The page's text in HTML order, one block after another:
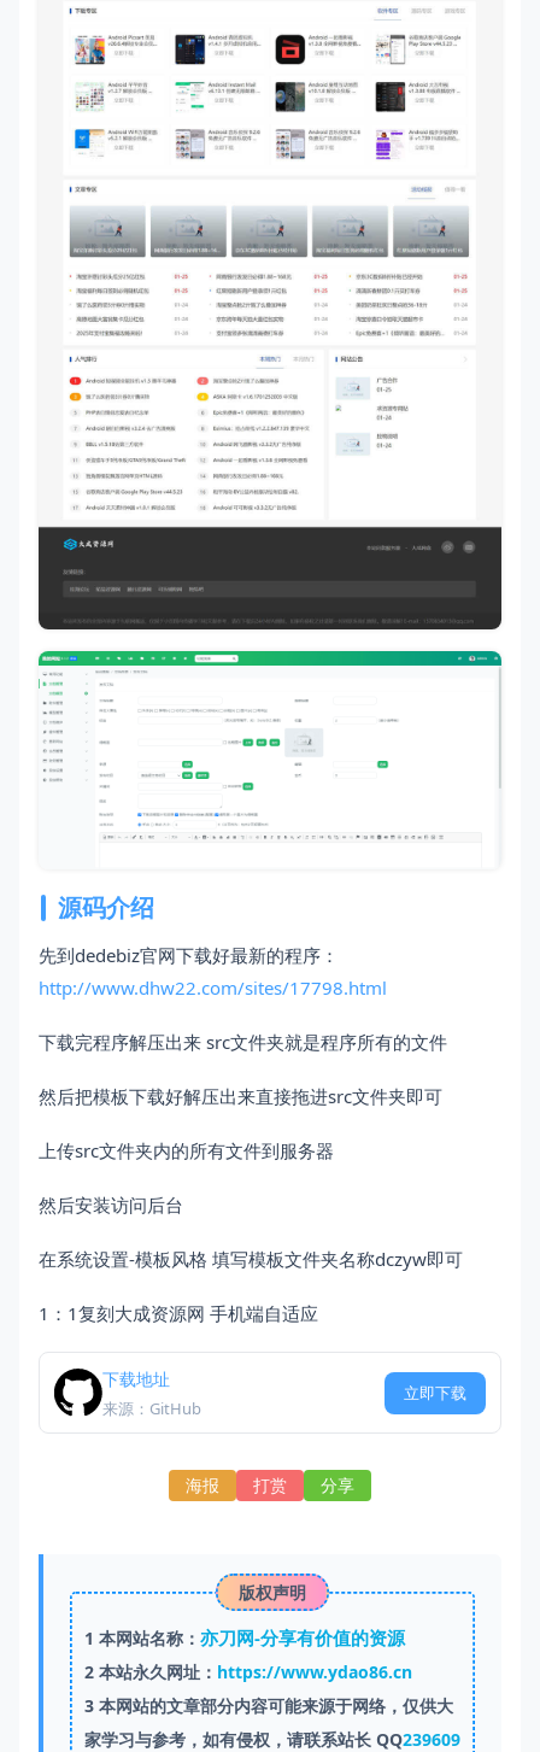
源码介绍
先到dedebiz官网下载好最新的程序：
http://www.dhw22.com/sites/17798.html
下载完程序解压出来 src文件夹就是程序所有的文件
然后把模板下载好解压出来直接拖进src文件夹即可
上传src文件夹内的所有文件到服务器
然后安装访问后台
在系统设置-模板风格 填写模板文件夹名称dczyw即可
1：1复刻大成资源网 手机端自适应
下载地址
来源：GitHub
立即下载
海报 打赏 分享
版权声明
1 本网站名称： 亦刀网-分享有价值的资源
2本站永久网址： https://www.ydao86.cn
3本网站的文章部分内容可能来源于网络，仅供大
家学习与参考，如有侵权，请联系站长 QQ239609